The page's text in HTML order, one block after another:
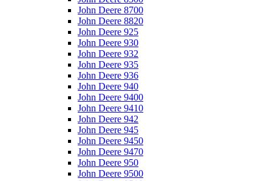
John Deere 8700
John Deere 8820
John Deere 925
John Deere 930
John Deere 932
John Deere 935
John Deere 936
John Deere 940
John Deere 9400
John Deere 9410
John Deere 942
John Deere 945
John Deere 9450
John Deere 9470
John Deere 950
John Deere 9500